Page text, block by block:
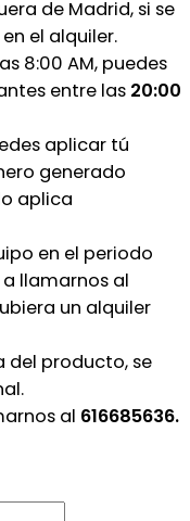
de Madrid, si se
el alquiler.
8:00 AM, puedes
entre las 20:00
aplicar tú
generado
aplica
en el periodo
a llamarnos al
un alquiler
del producto, se
al 616685636.